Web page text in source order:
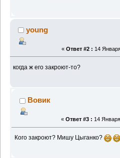
young
« Ответ #2 : 14
когда ж его закроют-то?
Вовик
« Ответ #3 : 14
Кого закроют? Мишу Цыганко?